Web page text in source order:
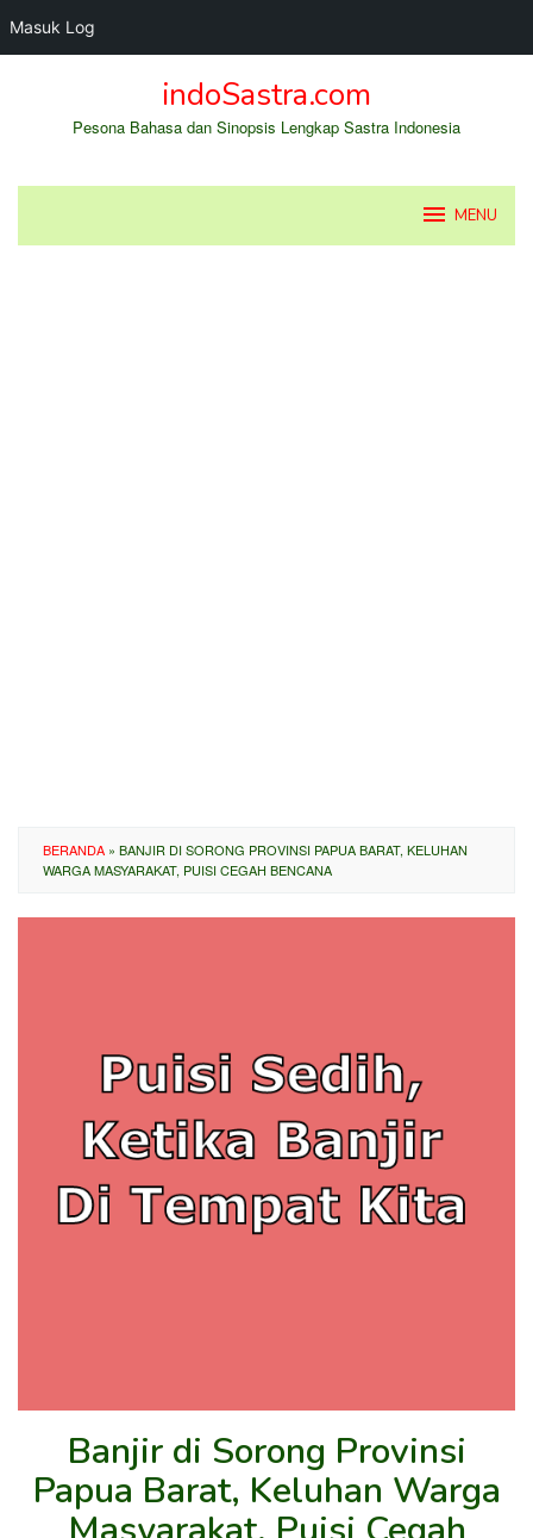
Masuk Log
indoSastra.com
Pesona Bahasa dan Sinopsis Lengkap Sastra Indonesia
MENU
BERANDA » BANJIR DI SORONG PROVINSI PAPUA BARAT, KELUHAN
WARGA MASYARAKAT, PUISI CEGAH BENCANA
Banjir di Sorong Provinsi
Papua Barat, Keluhan Warga